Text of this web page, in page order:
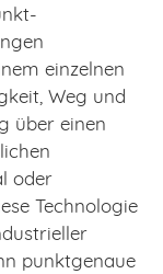
einzelnen
Weg und
über einen
oder
Technologie
punktgenaue